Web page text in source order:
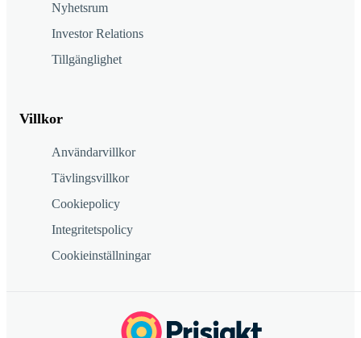
Nyhetsrum
Investor Relations
Tillgänglighet
Villkor
Användarvillkor
Tävlingsvillkor
Cookiepolicy
Integritetspolicy
Cookieinställningar